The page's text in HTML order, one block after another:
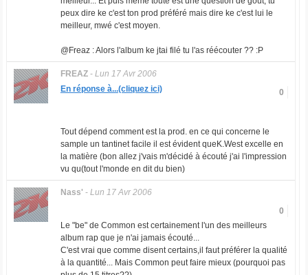
peux dire ke c'est ton prod préféré mais dire ke c'est lui le
meilleur, mwé c'est moyen.
@Freaz : Alors l'album ke jtai filé tu l'as réécouter ?? :P
FREAZ- Lun 17 Avr 2006
0
En réponse à...(cliquez ici)
Tout dépend comment est la prod. en ce qui concerne le
sample un tantinet facile il est évident queK.West excelle en
la matière (bon allez j'vais m'décidé à écouté j'ai l'impression
vu qu(tout l'monde en dit du bien)
Nass' - Lun 17 Avr 2006
0
Le "be" de Common est certainement l'un des meilleurs
album rap que je n'ai jamais écouté...
C'est vrai que comme disent certains,il faut préférer la qualité
à la quantité... Mais Common peut faire mieux (pourquoi pas